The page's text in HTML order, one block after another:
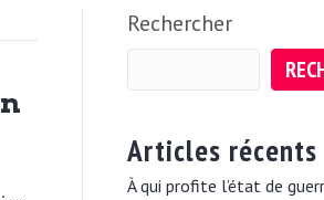
Rechercher
Articles récents
À qui profite l’état de